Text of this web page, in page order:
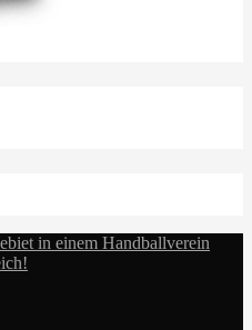
in einem Handballverein